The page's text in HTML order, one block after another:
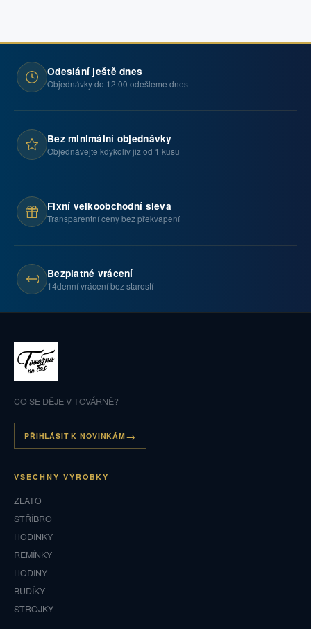
Odeslání ještě dnes
Objednávky do 12:00 odešleme dnes
Bez minimální objednávky
Objednávejte kdykoliv již od 1 kusu
Fixní velkoobchodní sleva
Transparentní ceny bez překvapení
Bezplatné vrácení
14denní vrácení bez starostí
CO SE DĚJE V TOVÁRNĚ?
PŘIHLÁSIT K NOVINKÁM
VŠECHNY VÝROBKY
ZLATO
STŘÍBRO
HODINKY
ŘEMÍNKY
HODINY
BUDÍKY
STROJKY